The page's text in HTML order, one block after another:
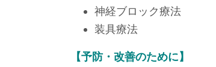
神経ブロック療法
装具療法
【予防・改善のために】